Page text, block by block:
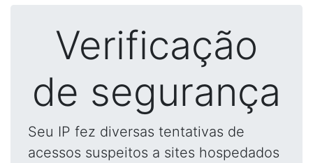
Verificação
de segurança
Seu IP fez diversas tentativas de
acessos suspeitos a sites hospedados